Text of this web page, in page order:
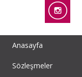
Anasayfa
Sözleşmeler